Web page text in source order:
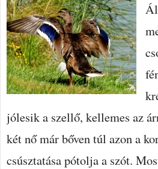
jólesik a szellő, kellemes az
két nő már bőven túl azon a
csúsztatása pótolja a szót.